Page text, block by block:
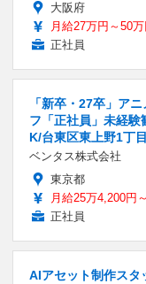
大阪府
月給27万円～50万
正社員
「新卒・27卒」ア
フ「正社員」未経
K/台東区東上野1丁目
ベンタス株式会社
東京都
月給25万4,200円
正社員
AIアセット制作スタ